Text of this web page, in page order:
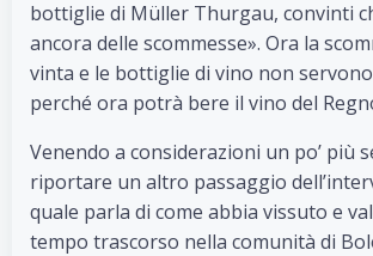
bottiglie di Müller Thurgau, convinti
ancora delle scommesse». Ora la
vinta e le bottiglie di vino non
perché ora potrà bere il vino del
Venendo a considerazioni un po’ più
riportare un altro passaggio
quale parla di come abbia vissuto e
tempo trascorso nella comunità di